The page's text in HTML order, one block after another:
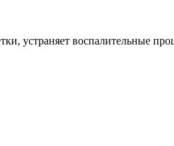
устраняет воспалительные